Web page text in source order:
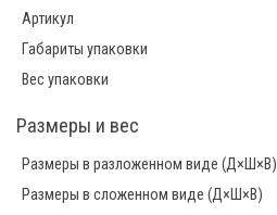
Артикул
Габариты упаковки
Вес упаковки
Размеры и вес
Размеры в разложенном виде (Д×Ш×В)
Размеры в сложенном виде (Д×Ш×В)